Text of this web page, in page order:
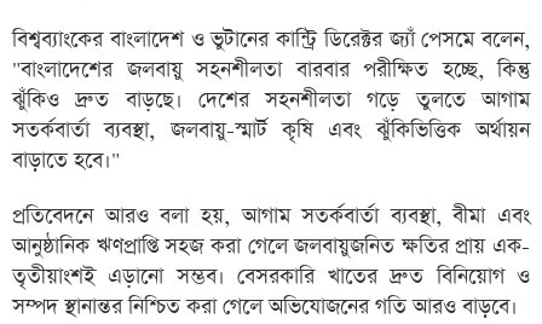
বিশ্বব্যাংকের বাংলাদেশ ও ভুটানের কান্ট্রি ডিরেক্টর জ্যাঁ পেসমে বলেন,
"বাংলাদেশের জলবায়ু সহনশীলতা বারবার পরীক্ষিত হচ্ছে, কিন্তু
ঝুঁকিও দ্রুত বাড়ছে। দেশের সহনশীলতা গড়ে তুলতে আগাম
সতর্কবার্তা ব্যবস্থা, জলবায়ু-স্মার্ট কৃষি এবং ঝুঁকিভিত্তিক অর্থায়ন
বাড়াতে হবে।"
প্রতিবেদনে আরও বলা হয়, আগাম সতর্কবার্তা ব্যবস্থা, বীমা এবং
আনুষ্ঠানিক ঋণপ্রাপ্তি সহজ করা গেলে জলবায়ুজনিত ক্ষতির প্রায় এক-
তৃতীয়াংশই এড়ানো সম্ভব। বেসরকারি খাতের দ্রুত বিনিয়োগ ও
সম্পদ স্থানান্তর নিশ্চিত করা গেলে অভিযোজনের গতি আরও বাড়বে।